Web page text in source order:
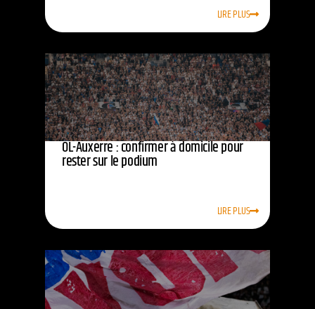
LIRE PLUS
OL-Auxerre : confirmer à domicile pour
rester sur le podium
LIRE PLUS